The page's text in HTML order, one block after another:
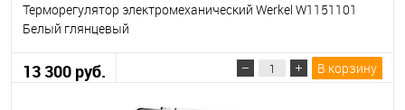
Терморегулятор электромеханический Werkel W1151101
Белый глянцевый
13 300 руб. В корзину